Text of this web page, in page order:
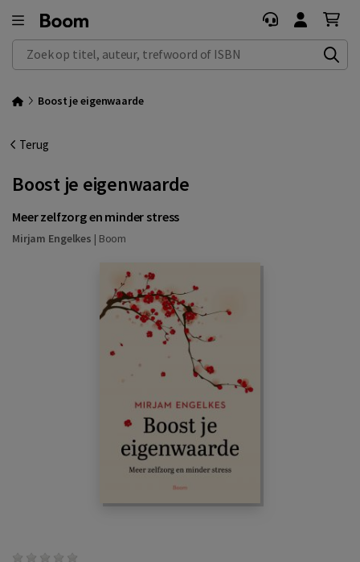
Zoek op titel, auteur, trefwoord of ISBN
Boost je eigenwaarde
Terug
Boost je eigenwaarde
Meer zelfzorg en minder stress
Mirjam Engelkes | Boom